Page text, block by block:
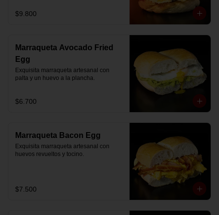
partir el día en modo desayuno buffet.
$9.800
Marraqueta Avocado Fried
Egg
Exquisita marraqueta artesanal con
palta y un huevo a la plancha.
$6.700
Marraqueta Bacon Egg
Exquisita marraqueta artesanal con
huevos revueltos y tocino.
$7.500